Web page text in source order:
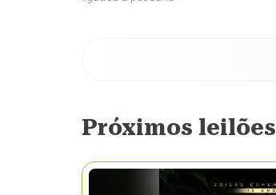
Próximos leilões